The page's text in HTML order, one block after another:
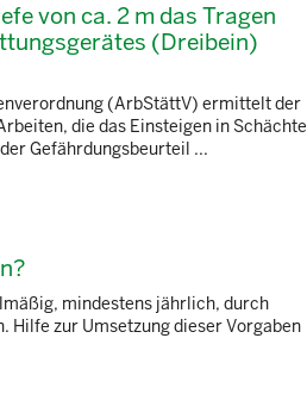
von ca. 2 m das Tragen
(Dreibein)
(ArbStättV) ermittelt der
die das Einsteigen in Schächte
Gefährdungsbeurteil ...
mindestens jährlich, durch
Hilfe zur Umsetzung dieser Vorgaben